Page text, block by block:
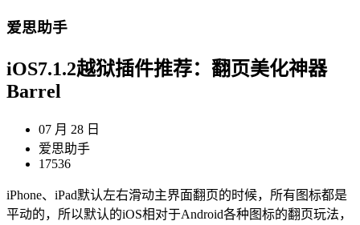
爱思助手
iOS7.1.2越狱插件推荐：翻页美化神器
Barrel
07 月 28 日
爱思助手
17536
iPhone、iPad默认左右滑动主界面翻页的时候，所有图标都是
平动的，所以默认的iOS相对于Android各种图标的翻页玩法，